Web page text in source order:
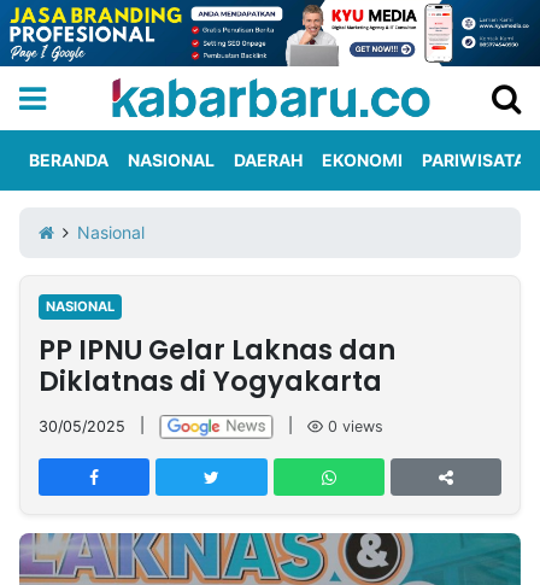
Iklan
Berita
Kami
Nasional
International
Olahraga
Entertainment
Daerah
Pariwisata
Kuliner
Kolom
Network
PT
TREETAN
MULTIMEDIA
INDONESIA
BERANDA NASIONAL DAERAH EKONOMI PARIWISATA
Nasional
NASIONAL
PP IPNU Gelar Laknas dan
Diklatnas di Yogyakarta
30/05/2025 0 views